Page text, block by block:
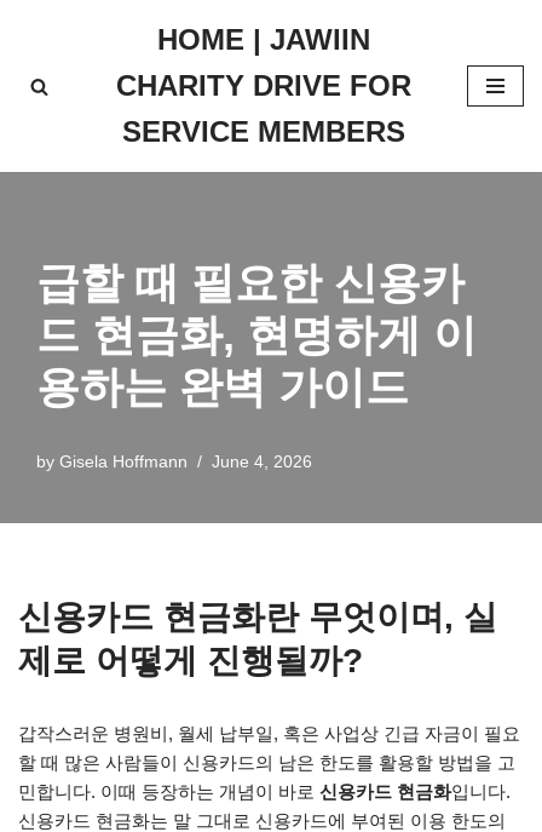
to
HOME | JAWIIN
CHARITY DRIVE FOR
SERVICE MEMBERS
급할 때 필요한 신용카
드 현금화, 현명하게 이
용하는 완벽 가이드
by Gisela Hoffmann June 4, 2026
신용카드 현금화란 무엇이며, 실
제로 어떻게 진행될까?
갑작스러운 병원비, 월세 납부일, 혹은 사업상 긴급 자금이 필요
할 때 많은 사람들이 신용카드의 남은 한도를 활용할 방법을 고
민합니다. 이때 등장하는 개념이 바로 신용카드 현금화입니다.
신용카드 현금화는 말 그대로 신용카드에 부여된 이용 한도의